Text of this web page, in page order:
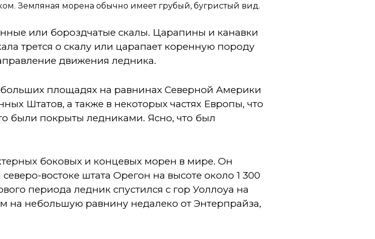
Земляная морена обычно имеет грубый, бугристый вид.
или бороздчатые скалы. Царапины и канавки
трется о скалу или царапает коренную породу
движения ледника.
площадях на равнинах Северной Америки
Штатов, а также в некоторых частях Европы, что
были покрыты ледниками. Ясно, что был
боковых и концевых морен в мире. Он
востоке штата Орегон на высоте около 1 300
периода ледник спустился с гор Уоллоуа на
на небольшую равнину недалеко от Энтерпрайза,